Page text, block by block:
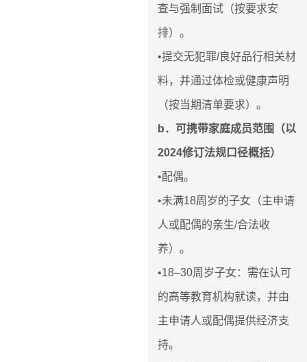
查与强制面试（按要求安
排）。
•提交无犯罪/良好品行相关材
料，并通过体检或健康声明
（按当期清单要求）。
b．可携带家庭成员范围（以
2024修订法规口径概括）
•配偶。
•未满18周岁的子女（主申请
人或配偶的亲生/合法收
养）。
•18–30周岁子女：需在认可
的高等教育机构就读，并由
主申请人或配偶提供经济支
持。